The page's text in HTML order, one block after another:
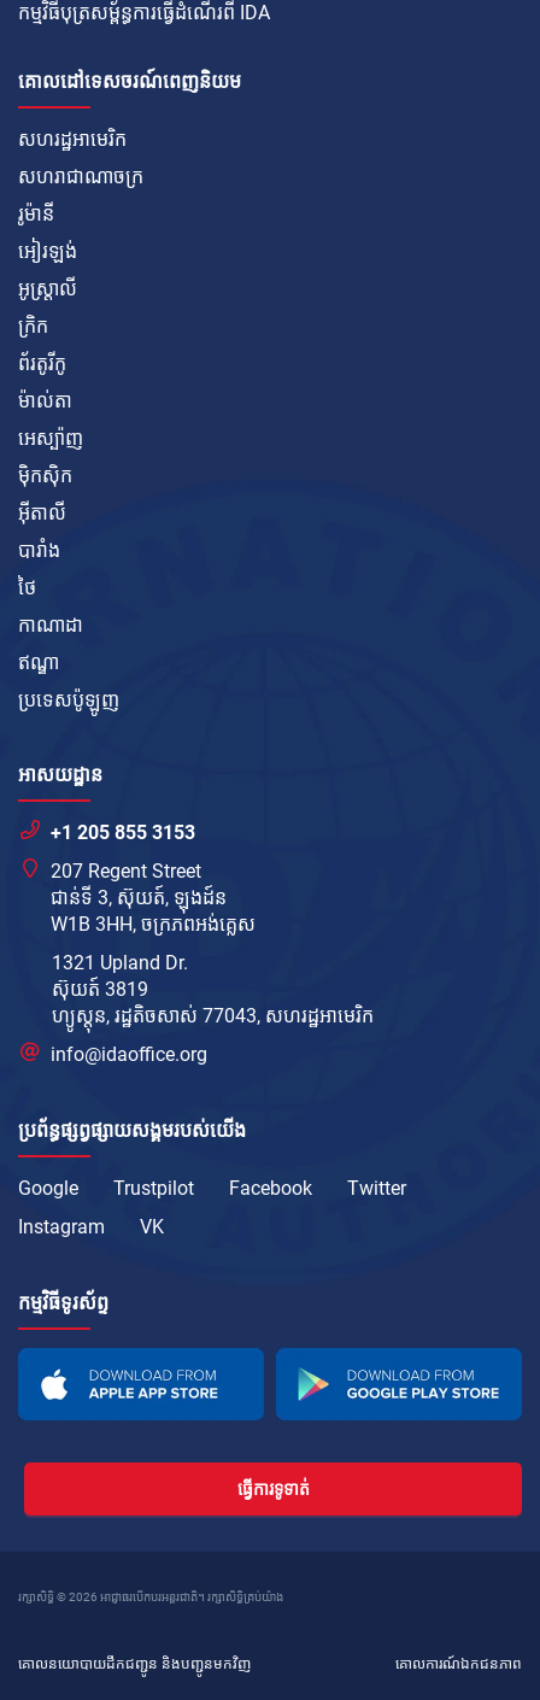
កម្មវិធីបុត្រសម្ព័ន្ធការធ្វើដំណើរពី IDA
គោលដៅទេសចរណ៍ពេញនិយម
សហរដ្ឋអាមេរិក
សហរាជាណាចក្រ
រូម៉ានី
អៀរឡង់
អូស្ត្រាលី
ក្រិក
ព័រតូរីកូ
ម៉ាល់តា
អេស្ប៉ាញ
ម៉ិកស៊ិក
អ៊ីតាលី
បារាំង
ថៃ
កាណាដា
ឥណ្ឌា
ប្រទេសប៉ូឡូញ
អាសយដ្ឋាន
+1 205 855 3153
207 Regent Street
ជាន់ទី 3, ស៊ុយត៍, ឡុងដ៍ន
W1B 3HH, ចក្រភព​អង់គ្លេស
1321 Upland Dr.
ស៊ុយត៍ 3819
ហ្យូស្តុន, រដ្ឋតិចសាស់ 77043, សហរដ្ឋ​អាមេរិក
info@idaoffice.org
ប្រព័ន្ធផ្សព្វផ្សាយសង្គមរបស់យើង
Google Trustpilot Facebook
Twitter
Instagram
VK
កម្មវិធីទូរស័ព្ទ
ធ្វើការទូទាត់
រក្សាសិទ្ធិ © 2026 អាជ្ញាធរបើកបរអន្តរជាតិ។ រក្សាសិទ្ធិគ្រប់យ៉ាង
គោលនយោបាយដឹកជញ្ជូន និងបញ្ជូនមកវិញ គោលការណ៍ឯកជនភាព